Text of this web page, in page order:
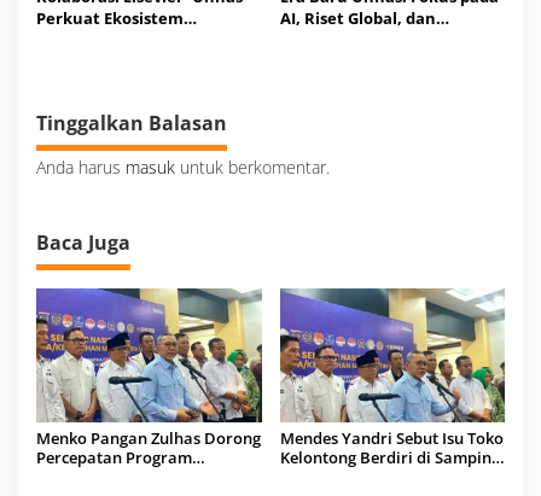
Perkuat Ekosistem
AI, Riset Global, dan
Tinggalkan Balasan
Anda harus masuk untuk berkomentar.
Baca Juga
Menko Pangan Zulhas Dorong
Percepatan Program
Mendes Yandri Sebut Isu Toko
Kelontong Berdiri di Samping